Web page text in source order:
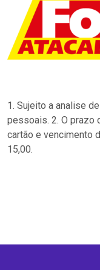
1. Sujeito a analise
pessoais. 2. O prazo
cartão e vencimento
15,00.